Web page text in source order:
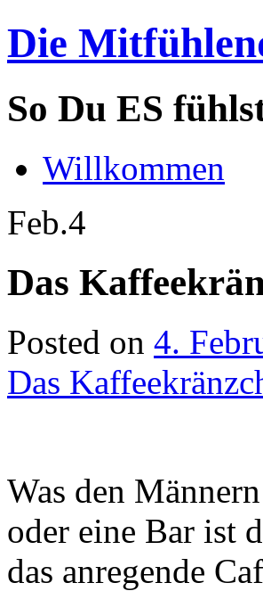
Die
So Du ES
Willkommen
Feb.4
Das
Posted on 4.
Das
Was den
oder eine Bar ist
das anregende